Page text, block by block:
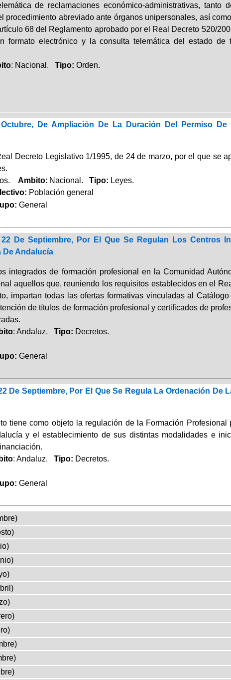
de reclamaciones económico-administrativas,
procedimiento abreviado ante órganos unipersonales, así
68 del Reglamento aprobado por el Real Decreto 520/
formato electrónico y la consulta telemática del estado de
: Nacional. Tipo: Orden.
De Ampliación De La Duración Del Permiso
Decreto Legislativo 1/1995, de 24 de marzo, por el que se
Ambito: Nacional. Tipo: Leyes.
Población general
General
22 De Septiembre, Por El Que Se Regulan Los Centros
De Andalucía
integrados de formación profesional en la Comunidad
aquellos que, reuniendo los requisitos establecidos en el
impartan todas las ofertas formativas vinculadas al
de títulos de formación profesional y certificados de
: Andaluz. Tipo: Decretos.
General
De Septiembre, Por El Que Se Regula La Ordenación
tiene como objeto la regulación de la Formación
y el establecimiento de sus distintas modalidades e
: Andaluz. Tipo: Decretos.
General